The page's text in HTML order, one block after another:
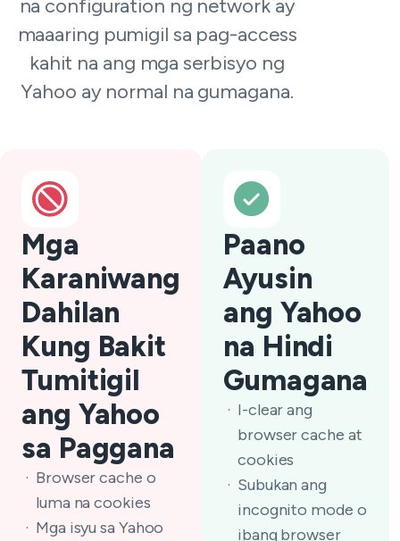
na configuration ng network ay
maaaring pumigil sa pag-access
kahit na ang mga serbisyo ng
Yahoo ay normal na gumagana.
Mga
Karaniwang
Dahilan
Kung Bakit
Tumitigil
ang Yahoo
sa Paggana
Browser cache o
luma na cookies
Mga isyu sa Yahoo
Paano
Ayusin
ang Yahoo
na Hindi
Gumagana
I-clear ang
browser cache at
cookies
Subukan ang
incognito mode o
ibang browser